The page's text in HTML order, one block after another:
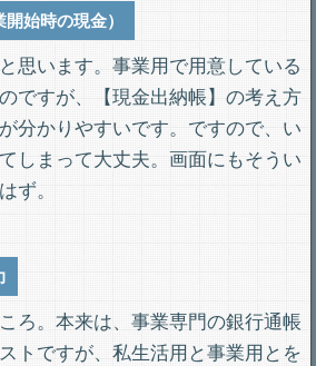
始時の現金）
思います。事業用で用意している
ですが、【現金出納帳】の考え方
分かりやすいです。ですので、い
しまって大丈夫。画面にもそうい
ず。
ろ。本来は、事業専門の銀行通帳
トですが、私生活用と事業用とを